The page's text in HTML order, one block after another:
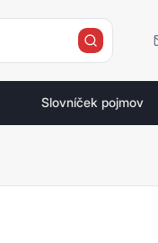
Slovníček pojmov